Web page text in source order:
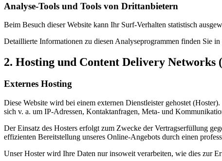
Analyse-Tools und Tools von Drittanbietern
Beim Besuch dieser Website kann Ihr Surf-Verhalten statistisch
Detaillierte Informationen zu diesen Analyseprogrammen finden Sie
2. Hosting und Content Delivery Networks
Externes Hosting
Diese Website wird bei einem externen Dienstleister gehostet
sich v. a. um IP-Adressen, Kontaktanfragen, Meta- und
Der Einsatz des Hosters erfolgt zum Zwecke der Vertragserfüllung
effizienten Bereitstellung unseres Online-Angebots durch einen
Unser Hoster wird Ihre Daten nur insoweit verarbeiten, wie dies zur